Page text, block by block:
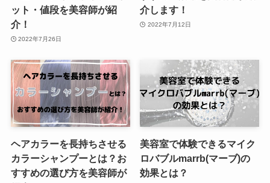
ット・値段を美容師が紹
介！
2022年7月26日
介します！
2022年7月12日
ヘアカラーを長持ちさせる
カラーシャンプーとは？お
すすめの選び方を美容師が
美容室で体験できるマイク
ロバブルmarrb(マーブ)の
効果とは？